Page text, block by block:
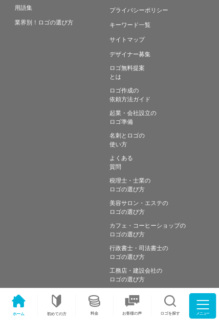
ホーム 初めての方 料金 お客様の声 ロゴを探す メニュー
用語集
業界別！ロゴの選び方
プライバシーポリシー
キーワード一覧
サイトマップ
デザイナー募集
ロゴ無料提案
とは
ロゴ作成の
依頼方法ガイド
起業・会社設立の
ロゴ準備
名刺とロゴの
使い方
よくある
質問
税理士・士業の
ロゴの選び方
美容サロン・エステの
ロゴの選び方
カフェ・コーヒーショップの
ロゴの選び方
行政書士・司法書士の
ロゴの選び方
工務店・建設会社の
ロゴの選び方
Copyright © Simple works Inc. All Rights Reserved.